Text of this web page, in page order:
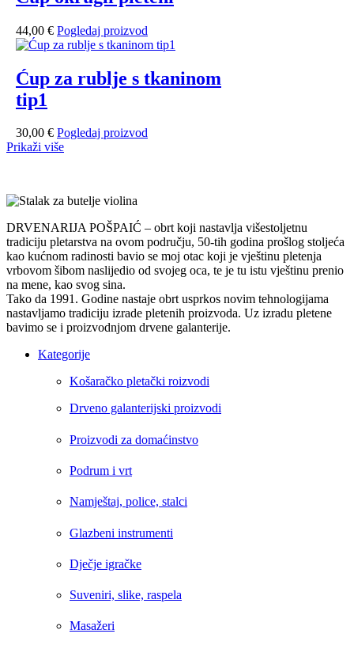
44,00 € Pogledaj proizvod
Ćup za rublje s tkaninom
tip1
30,00 € Pogledaj proizvod
Prikaži više
DRVENARIJA POŠPAIĆ – obrt koji nastavlja višestoljetnu
tradiciju pletarstva na ovom području, 50-tih godina prošlog stoljeća
kao kućnom radinosti bavio se moj otac koji je vještinu pletenja
vrbovom šibom naslijedio od svojeg oca, te je tu istu vještinu prenio
na mene, kao svog sina.
Tako da 1991. Godine nastaje obrt usprkos novim tehnologijama
nastavljamo tradiciju izrade pletenih proizvoda. Uz izradu pletene
bavimo se i proizvodnjom drvene galanterije.
Kategorije
Košaračko pletački roizvodi
Drveno galanterijski proizvodi
Proizvodi za domaćinstvo
Podrum i vrt
Namještaj, police, stalci
Glazbeni instrumenti
Dječje igračke
Suveniri, slike, raspela
Masažeri